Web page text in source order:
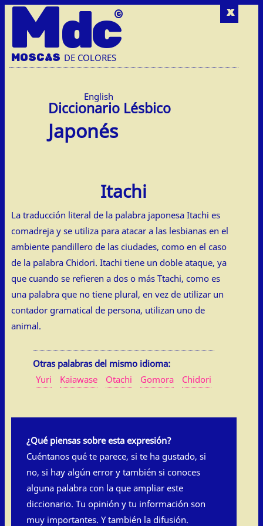
x
Mdc
MOSCAS DE COLORES
English
Japonés
Itachi
La traducción literal de la palabra japonesa Itachi es
comadreja y se utiliza para atacar a las lesbianas en el
ambiente pandillero de las ciudades, como en el caso
de la palabra Chidori. Itachi tiene un doble ataque, ya
que cuando se refieren a dos o más Ttachi, como es
una palabra que no tiene plural, en vez de utilizar un
contador gramatical de persona, utilizan uno de
animal.
Otras palabras del mismo idioma:
Yuri
Kaiawase Otachi Gomora Chidori
¿Qué piensas sobre esta expresión?
Cuéntanos qué te parece, si te ha gustado, si
no, si hay algún error y también si conoces
alguna palabra con la que ampliar este
diccionario. Tu opinión y tu información son
muy importantes. Y también la difusión.